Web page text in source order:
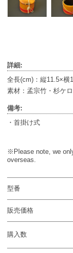
詳細:
全長(cm)：縦11.5×横
素材：孟宗竹・杉ケ
備考:
・首掛け式
※Please note, we
overseas.
型番
販売価格
購入数